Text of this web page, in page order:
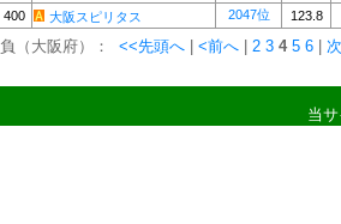
400
大阪スピリタス 2047位 123.8
負（大阪府）： <<先頭へ <前へ 2 3 4 5 6
当